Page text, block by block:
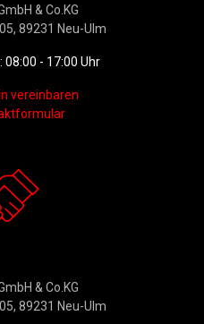
& Co.KG
89231 Neu-Ulm
- 17:00 Uhr
vereinbaren
& Co.KG
89231 Neu-Ulm